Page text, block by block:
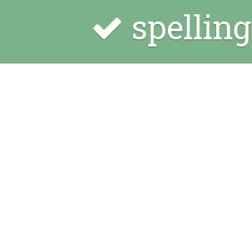
spelling